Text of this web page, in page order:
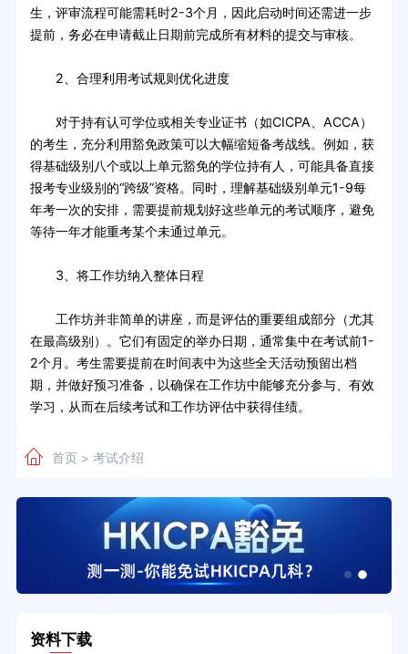
生，评审流程可能需耗时2-3个月，因此启动时间还需进一步
提前，务必在申请截止日期前完成所有材料的提交与审核。
2、合理利用考试规则优化进度
对于持有认可学位或相关专业证书（如CICPA、ACCA）
的考生，充分利用豁免政策可以大幅缩短备考战线。例如，获
得基础级别八个或以上单元豁免的学位持有人，可能具备直接
报考专业级别的“跨级”资格。同时，理解基础级别单元1-9每
年考一次的安排，需要提前规划好这些单元的考试顺序，避免
等待一年才能重考某个未通过单元。
3、将工作坊纳入整体日程
工作坊并非简单的讲座，而是评估的重要组成部分（尤其
在最高级别）。它们有固定的举办日期，通常集中在考试前1-
2个月。考生需要提前在时间表中为这些全天活动预留出档
期，并做好预习准备，以确保在工作坊中能够充分参与、有效
学习，从而在后续考试和工作坊评估中获得佳绩。
首页> 考试介绍
资料下载